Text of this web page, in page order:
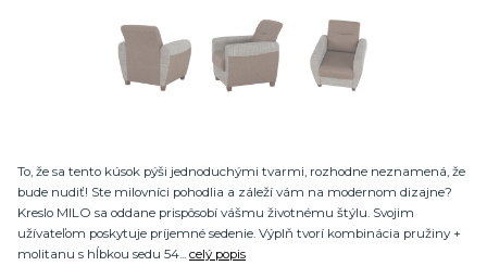
To, že sa tento kúsok pýši jednoduchými tvarmi, rozhodne neznamená, že
bude nudiť! Ste milovníci pohodlia a záleží vám na modernom dizajne?
Kreslo MILO sa oddane prispôsobí vášmu životnému štýlu. Svojim
užívateľom poskytuje príjemné sedenie. Výplň tvorí kombinácia pružiny +
molitanu s hĺbkou sedu 54... celý popis